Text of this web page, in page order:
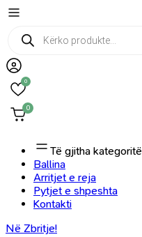
Products
search
0
0
Të gjitha kategoritë
Ballina
Arritjet e reja
Pytjet e shpeshta
Kontakti
Në Zbritje!